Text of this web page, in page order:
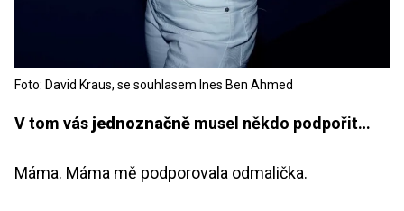
Foto: David Kraus, se souhlasem Ines Ben Ahmed
V tom vás jednoznačně musel někdo podpořit…
Máma. Máma mě podporovala odmalička.